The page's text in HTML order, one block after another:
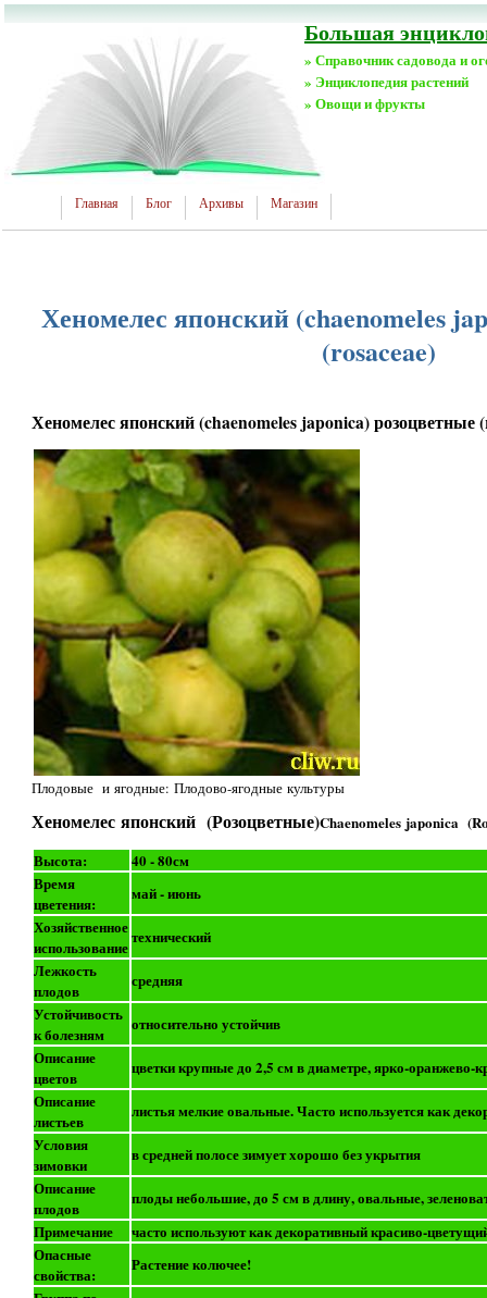
Большая
» Справочник садовода и
» Энциклопедия растений
» Овощи и фрукты
Главная Блог Архивы Магазин
Хеномелес японский (chaenomeles
(rosaceae)
Хеномелес японский (chaenomeles japonica) розоцветные
Плодовые и ягодные: Плодово-ягодные культуры
Хеномелес японский (Розоцветные)Chaenomeles japonica
Высота:
40 - 80см
Время
цветения:
май - июнь
Хозяйственное
использование
технический
Лежкость
плодов
средняя
Устойчивость
к болезням
относительно устойчив
Описание
цветов
цветки крупные до 2,5 см в диаметре, ярко-оранжево-
Описание
листьев
листья мелкие овальные. Часто используется как
Условия
зимовки
в средней полосе зимует хорошо без укрытия
Описание
плодов
плоды небольшие, до 5 см в длину, овальные,
Примечание
часто используют как декоративный красиво-
Опасные
свойства:
Растение колючее!